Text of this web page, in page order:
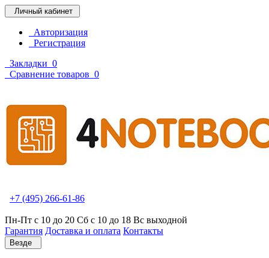
Личный кабинет
Авторизация
Регистрация
Закладки 0
Сравнение товаров 0
+7 (495) 266-61-86
Пн-Пт с 10 до 20 Сб с 10 до 18 Вс выходной
Гарантия Доставка и оплата Контакты
Везде